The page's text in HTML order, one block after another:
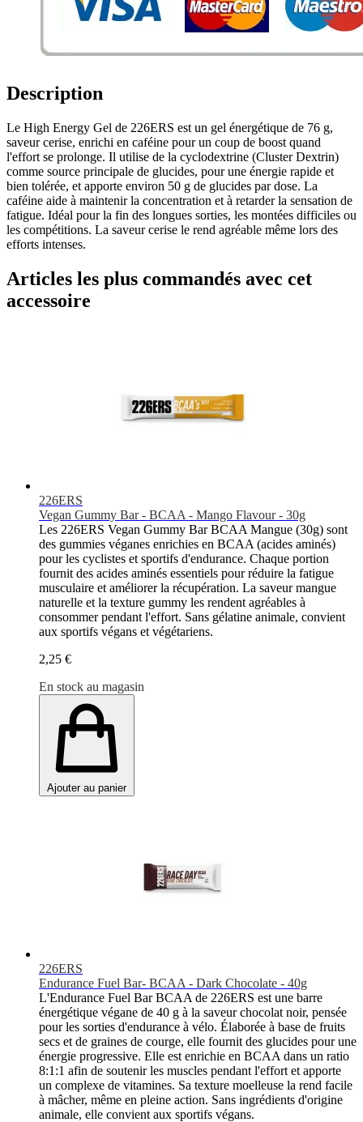
Description
Le High Energy Gel de 226ERS est un gel énergétique de 76 g,
saveur cerise, enrichi en caféine pour un coup de boost quand
l'effort se prolonge. Il utilise de la cyclodextrine (Cluster Dextrin)
comme source principale de glucides, pour une énergie rapide et
bien tolérée, et apporte environ 50 g de glucides par dose. La
caféine aide à maintenir la concentration et à retarder la sensation de
fatigue. Idéal pour la fin des longues sorties, les montées difficiles ou
les compétitions. La saveur cerise le rend agréable même lors des
efforts intenses.
Articles les plus commandés avec cet
accessoire
226ERS
Vegan Gummy Bar - BCAA - Mango Flavour - 30g
Les 226ERS Vegan Gummy Bar BCAA Mangue (30g) sont
des gummies véganes enrichies en BCAA (acides aminés)
pour les cyclistes et sportifs d'endurance. Chaque portion
fournit des acides aminés essentiels pour réduire la fatigue
musculaire et améliorer la récupération. La saveur mangue
naturelle et la texture gummy les rendent agréables à
consommer pendant l'effort. Sans gélatine animale, convient
aux sportifs végans et végétariens.
2,25 €
En stock au magasin
Ajouter au panier
226ERS
Endurance Fuel Bar- BCAA - Dark Chocolate - 40g
L'Endurance Fuel Bar BCAA de 226ERS est une barre
énergétique végane de 40 g à la saveur chocolat noir, pensée
pour les sorties d'endurance à vélo. Élaborée à base de fruits
secs et de graines de courge, elle fournit des glucides pour une
énergie progressive. Elle est enrichie en BCAA dans un ratio
8:1:1 afin de soutenir les muscles pendant l'effort et apporte
un complexe de vitamines. Sa texture moelleuse la rend facile
à mâcher, même en pleine action. Sans ingrédients d'origine
animale, elle convient aux sportifs végans.